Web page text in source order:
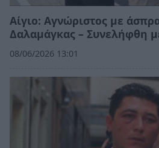
Αίγιο: Αγνώριστος με
Δαλαμάγκας – Συνελήφθη
08/06/2026 13:01